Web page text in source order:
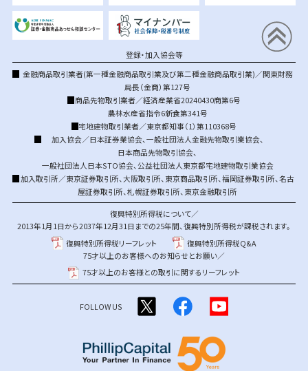
登録・加入協会等
金融商品取引業者(第一種金融商品取引業及び第二種金融商品取引業)／関東財務
局長（金商）第127号
商品先物取引業者／経済産業省20240430商第6号
農林水産省指令6新食第341号
宅地建物取引業者／東京都知事（1）第110368号
加入協会／日本証券業協会、 一般社団法人金融先物取引業協会、
日本商品先物取引協会、
一般社団法人日本STO協会、 公益社団法人東京都宅地建物取引業協会
加入取引所／東京証券取引所、大阪取引所、 東京商品取引所、福岡証券取引所、名古
屋証券取引所、札幌証券取引所、 東京金融取引所
復興特別所得税について／
2013年1月1日から2037年12月31日までの25年間、復興特別所得税が課税されます。
復興特別所得税リーフレット
復興特別所得税Q&A
75才以上のお客様へのお知らせとお願い／
75才以上のお客様との取引に関するリーフレット
FOLLOW US